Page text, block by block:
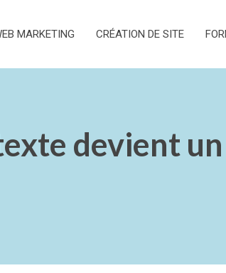
MARKETING CRÉATION DE SITE
devient